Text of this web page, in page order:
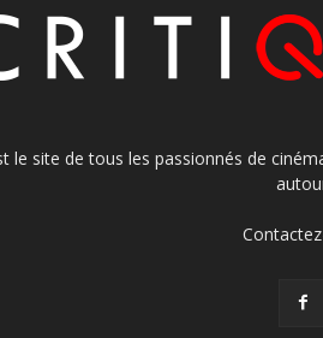
le site de tous les passionnés de